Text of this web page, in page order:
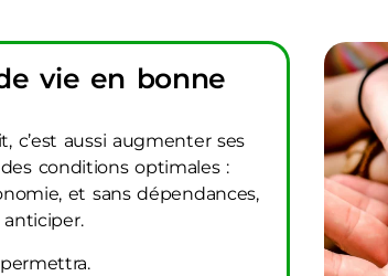
vie en bonne
c’est aussi augmenter ses
conditions optimales :
et sans dépendances,